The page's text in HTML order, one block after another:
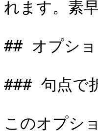
れます。素
## オプショ
### 句点で
このオプシ